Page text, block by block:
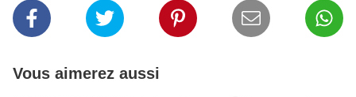
Vous aimerez aussi